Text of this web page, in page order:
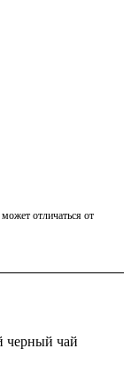
отличаться от
черный чай